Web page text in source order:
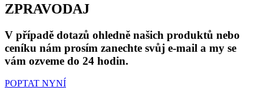
ZPRAVODAJ
V případě dotazů ohledně našich produktů nebo
ceníku nám prosím zanechte svůj e-mail a my se
vám ozveme do 24 hodin.
POPTAT NYNÍ